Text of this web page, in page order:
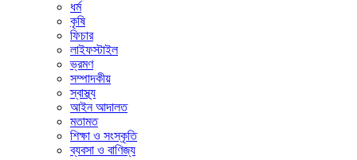
ধর্ম
কৃষি
ফিচার
লাইফস্টাইল
ভ্রমণ
সম্পাদকীয়
স্বাস্থ্য
আইন আদালত
মতামত
শিক্ষা ও সংস্কৃতি
ব্যবসা ও বাণিজ্য